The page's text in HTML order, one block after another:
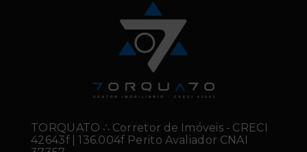
TORQUATO ∴ Corretor de Imóveis - CRECI
42643f | 136.004f Perito Avaliador CNAI